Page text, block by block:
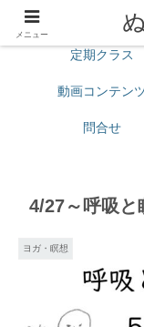
プロフィール
定期クラス
動画コンテン
問合せ
4/27～呼吸と
ヨガ・瞑想
メニュー